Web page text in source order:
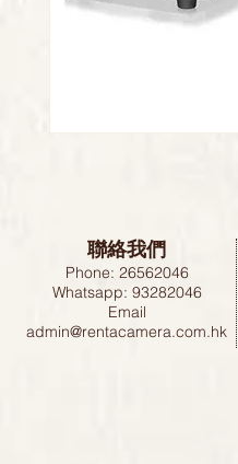
聯絡我們
Phone: 26562046
Whatsapp: 93282046
Email
admin@rentacamera.com.hk